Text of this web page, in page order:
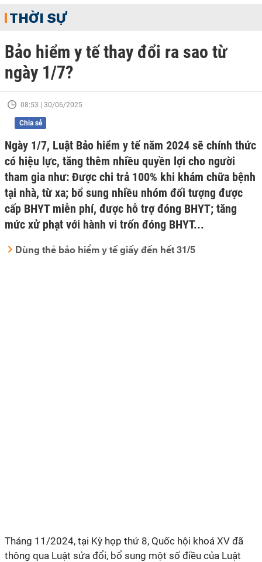
THỜI SỰ
Bảo hiểm y tế thay đổi ra sao từ
ngày 1/7?
08:53 | 30/06/2025
Chia sẻ
Ngày 1/7, Luật Bảo hiểm y tế năm 2024 sẽ chính thức
có hiệu lực, tăng thêm nhiều quyền lợi cho người
tham gia như: Được chi trả 100% khi khám chữa bệnh
tại nhà, từ xa; bổ sung nhiều nhóm đối tượng được
cấp BHYT miễn phí, được hỗ trợ đóng BHYT; tăng
mức xử phạt với hành vi trốn đóng BHYT...
Dùng thẻ bảo hiểm y tế giấy đến hết 31/5
Tháng 11/2024, tại Kỳ họp thứ 8, Quốc hội khoá XV đã
thông qua Luật sửa đổi, bổ sung một số điều của Luật